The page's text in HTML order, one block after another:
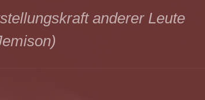
anderer Leute